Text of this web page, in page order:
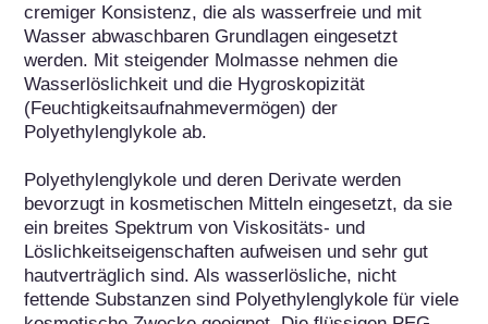
cremiger Konsistenz, die als wasserfreie und mit
Wasser abwaschbaren Grundlagen eingesetzt
werden. Mit steigender Molmasse nehmen die
Wasserlöslichkeit und die Hygroskopizität
(Feuchtigkeitsaufnahmevermögen) der
Polyethylenglykole ab.
Polyethylenglykole und deren Derivate werden
bevorzugt in kosmetischen Mitteln eingesetzt, da sie
ein breites Spektrum von Viskositäts- und
Löslichkeitseigenschaften aufweisen und sehr gut
hautverträglich sind. Als wasserlösliche, nicht
fettende Substanzen sind Polyethylenglykole für viele